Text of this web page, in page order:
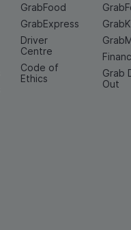
GrabFood
GrabExpress
Driver
Centre
Code of
Ethics
Grab
Out